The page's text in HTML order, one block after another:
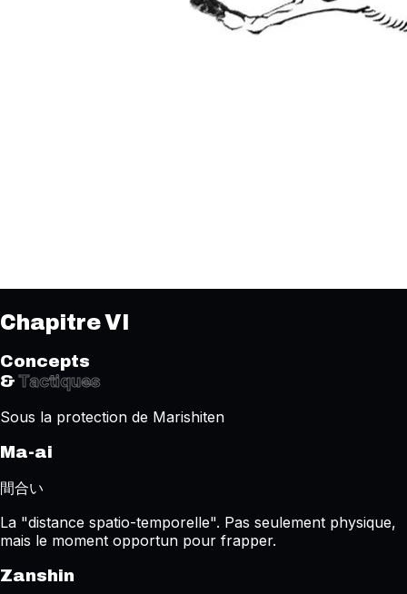
Chapitre VI
Concepts
& Tactiques
Sous la protection de Marishiten
Ma-ai
間合い
La "distance spatio-temporelle". Pas seulement physique,
mais le moment opportun pour frapper.
Zanshin